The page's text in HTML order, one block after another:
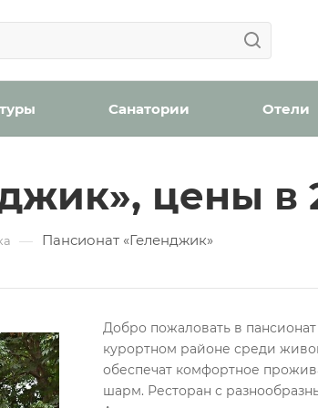
Санатории Отели
цены в
— Пансионат «Геленджик»
время с вами свяжется менеджер
Проверьте, верно ли указан номер
Отправить
Мы уведомим вас, когда появятся места
Добро пожаловать в
курортном районе среди
обеспечат комфортное
шарм. Ресторан с
персональных данных
Забронировать номер